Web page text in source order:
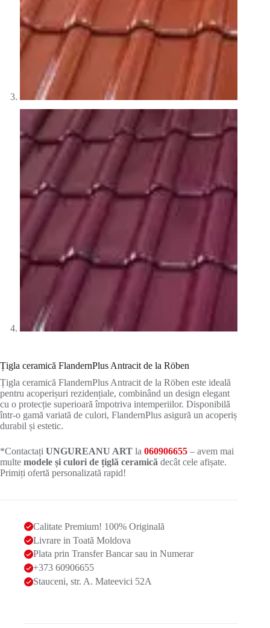
Țigla ceramică FlandernPlus Antracit de la Röben
Țigla ceramică FlandernPlus Antracit de la Röben este ideală
pentru acoperișuri rezidențiale, combinând un design elegant
cu o protecție superioară împotriva intemperiilor. Disponibilă
într-o gamă variată de culori, FlandernPlus asigură un acoperiș
durabil și estetic.
*Contactați UNGUREANU ART la 060906655 – avem mai
multe modele și culori de țiglă ceramică decât cele afișate.
Primiți ofertă personalizată rapid!
Calitate Premium! 100% Originală
Livrare in Toată Moldova
Plata prin Transfer Bancar sau in Numerar
+373 60906655
Stauceni, str. A. Mateevici 52A